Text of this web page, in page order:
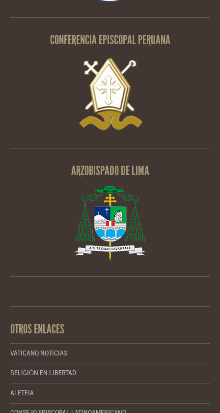
CONFERENCIA EPISCOPAL PERUANA
ARZOBISPADO DE LIMA
OTROS ENLACES
VATICANO NOTICIAS
RELIGIÓN EN LIBERTAD
ALETEIA